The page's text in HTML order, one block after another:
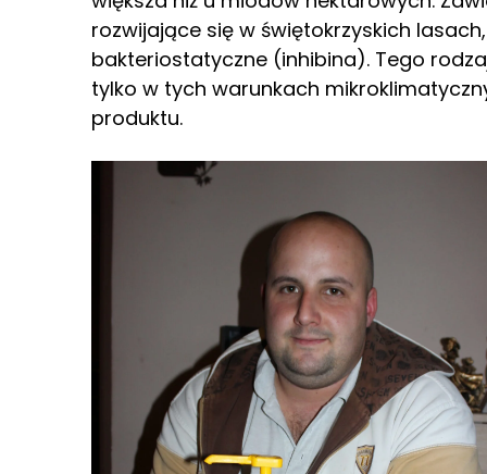
rozwijające się w świętokrzyskich
bakteriostatyczne (inhibina). Tego
tylko w tych warunkach
produktu.